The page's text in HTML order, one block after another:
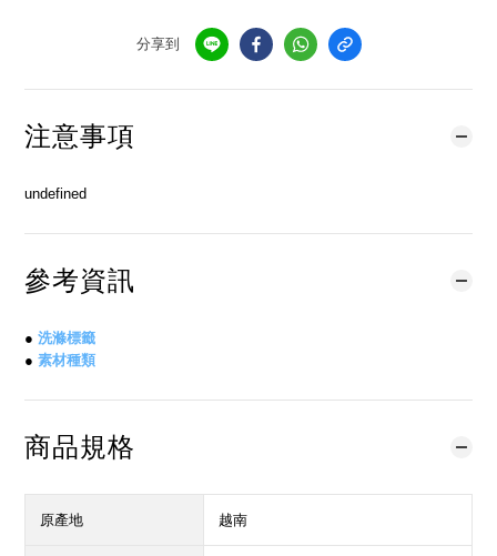
分享到
注意事項
undefined
參考資訊
● 洗滌標籤
● 素材種類
商品規格
原產地 越南